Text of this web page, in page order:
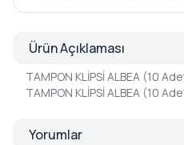
Ürün Açıklaması
TAMPON KLİPSİ ALBEA (10
TAMPON KLİPSİ ALBEA (10
Yorumlar